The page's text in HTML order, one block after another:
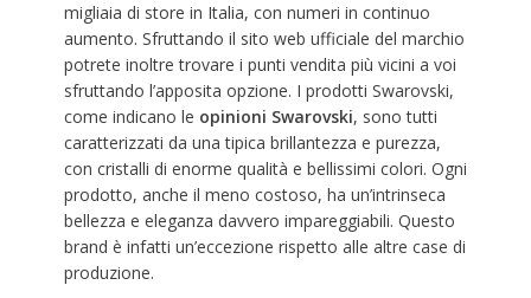
migliaia di store in Italia, con numeri in continuo
aumento. Sfruttando il sito web ufficiale del marchio
potrete inoltre trovare i punti vendita più vicini a voi
sfruttando l’apposita opzione. I prodotti Swarovski,
come indicano le opinioni Swarovski, sono tutti
caratterizzati da una tipica brillantezza e purezza,
con cristalli di enorme qualità e bellissimi colori. Ogni
prodotto, anche il meno costoso, ha un’intrinseca
bellezza e eleganza davvero impareggiabili. Questo
brand è infatti un’eccezione rispetto alle altre case di
produzione.